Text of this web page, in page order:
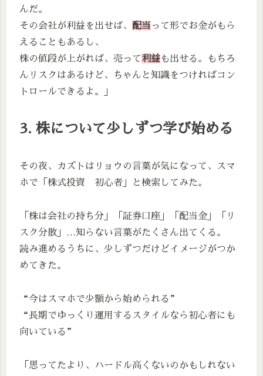
んだ。
その会社が利益を出せば、 配当 って形でお金がもら
えることもあるし、
株の値段が上がれば、売って利益も出せる。もちろ
んリスクはあるけど、ちゃんと知識をつければコン
トロールできるよ。」
3. 株について少しずつ学び始める
その夜、カズトはリョウの言葉が気になって、スマ
ホで「株式投資 初心者」と検索してみた。
「株は会社の持ち分」「証券口座」「配当金」「リ
スク分散」…知らない言葉がたくさん出てくる。
読み進めるうちに、少しずつだけどイメージがつか
めてきた。
“今はスマホで少額から始められる”
“長期でゆっくり運用するスタイルなら初心者にも
向いている”
「思ってたより、ハードル高くないのかもしれない